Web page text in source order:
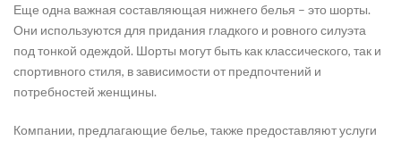
Еще одна важная составляющая нижнего белья – это шорты.
Они используются для придания гладкого и ровного силуэта
под тонкой одеждой. Шорты могут быть как классического, так и
спортивного стиля, в зависимости от предпочтений и
потребностей женщины.
Компании, предлагающие белье, также предоставляют услуги